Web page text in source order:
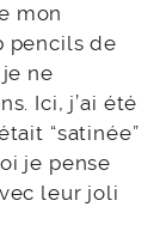
mon
pencils de
je ne
Ici, j’ai été
“satinée”
je pense
leur joli